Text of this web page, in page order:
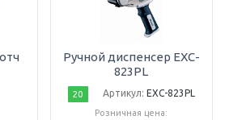
Ручной диспенсер EXC-
823PL
20 Артикул: EXC-823PL
Розничная цена: